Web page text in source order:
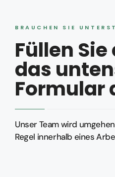
BRAUCHEN SIE
Füllen
das
Formular
Unser Team wird
Regel innerhalb eines